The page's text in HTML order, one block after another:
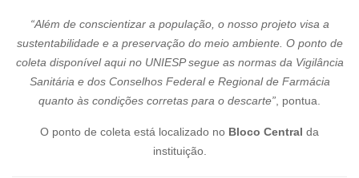
“Além de conscientizar a população, o nosso projeto visa a
sustentabilidade e a preservação do meio ambiente. O ponto de
coleta disponível aqui no UNIESP segue as normas da Vigilância
Sanitária e dos Conselhos Federal e Regional de Farmácia
quanto às condições corretas para o descarte” , pontua.
O ponto de coleta está localizado no Bloco Central da
instituição.